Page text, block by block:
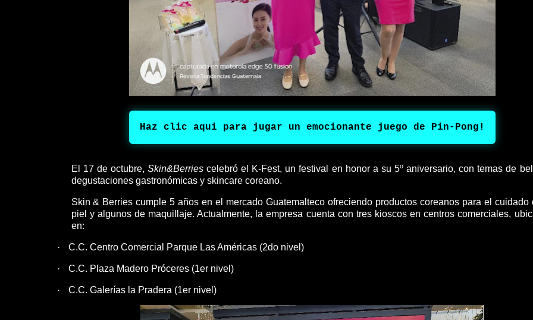
Haz clic aqui para jugar un emocionante juego de Pin-Pong!
El 17 de octubre, Skin&Berriescelebró el K-Fest, un festival en honor a su 5º aniversario, con temas de
degustaciones gastronómicas y skincare coreano.
Skin & Berries cumple 5 años en el mercado Guatemalteco ofreciendo productos coreanos para el cuidado
piel y algunos de maquillaje. Actualmente, la empresa cuenta con tres kioscos en centros comerciales,
en:
· C.C. Centro Comercial Parque Las Américas (2do nivel)
· C.C. Plaza Madero Próceres (1er nivel)
· C.C. Galerías la Pradera (1er nivel)